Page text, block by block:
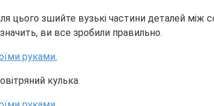
цього зшийте вузькі частини деталей
ви все зробили правильно.
кулька.